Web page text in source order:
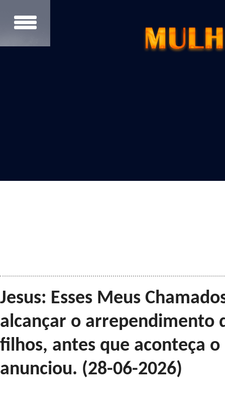
Jesus: Esses Meus
alcançar o arrependimento
filhos, antes que aconteça
anunciou. (28-06-2026)